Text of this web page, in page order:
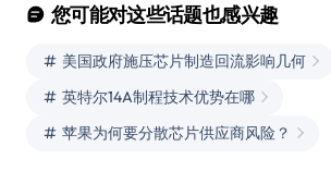
您可能对这些话题也感兴趣
美国政府施压芯片制造回流影响几何
英特尔14A制程技术优势在哪
苹果为何要分散芯片供应商风险？